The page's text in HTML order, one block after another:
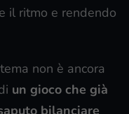
il ritmo e rendendo
non è ancora
un gioco che già
bilanciare